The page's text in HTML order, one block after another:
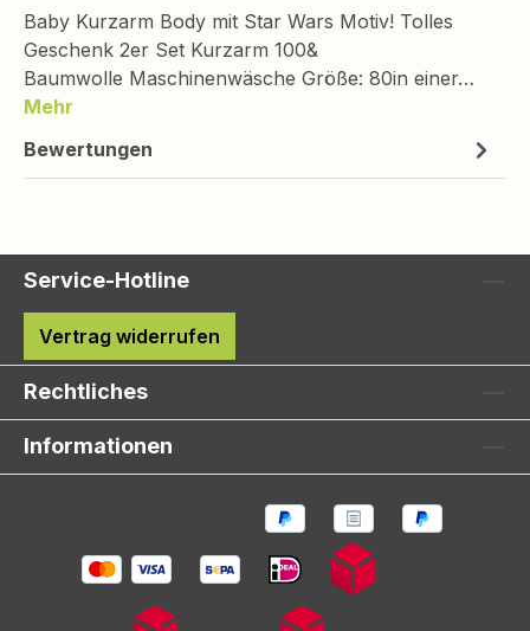
Baby Kurzarm Body mit Star Wars Motiv! Tolles
Geschenk 2er Set Kurzarm 100&
Baumwolle Maschinenwäsche Größe: 80in einer…
Mehr
Bewertungen
Service-Hotline
Vertrag widerrufen
Rechtliches
Informationen